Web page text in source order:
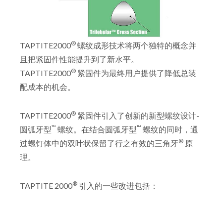
TAPTITE2000® 螺纹成形技术将两个独特的概念并
且把紧固件性能提升到了新水平。
TAPTITE2000® 紧固件为最终用户提供了降低总装
配成本的机会。
TAPTITE2000® 紧固件引入了创新的新型螺纹设计-
圆弧牙型™ 螺纹。在结合圆弧牙型™ 螺纹的同时，通
过螺钉体中的双叶状保留了行之有效的三角牙® 原
理。
TAPTITE 2000® 引入的一些改进包括：